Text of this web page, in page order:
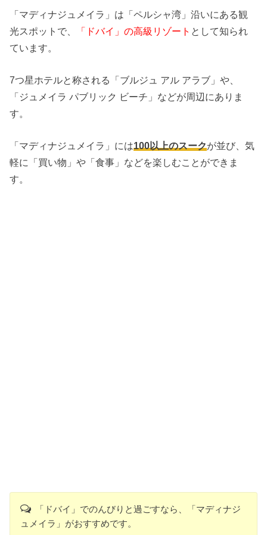
「マディナジュメイラ」は「ペルシャ湾」沿いにある観
光スポットで、
「ドバイ」の高級リゾート として知られ
ています。
7つ星ホテルと称される「ブルジュ アル アラブ」や、
「ジュメイラ パブリック ビーチ」などが周辺にありま
す。
「マディナジュメイラ」には100以上のスークが並び、気
軽に「買い物」や「食事」などを楽しむことができま
す。
「ドバイ」でのんびりと過ごすなら、「マディナジ
ュメイラ」がおすすめです。